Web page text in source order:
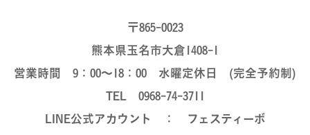
〒865-0023
熊本県玉名市大倉1408-1
営業時間 9：00～18：00 水曜定休日 (完全予約制)
TEL 0968-74-3711
LINE公式アカウント ： フェスティーボ